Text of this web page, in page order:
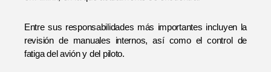
Entre sus responsabilidades más importantes incluyen la
revisión de manuales internos, así como el control de
fatiga del avión y del piloto.